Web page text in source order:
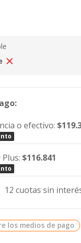
o efectivo:
Plus:$116.841
12 cuotas sin
los medios de pago